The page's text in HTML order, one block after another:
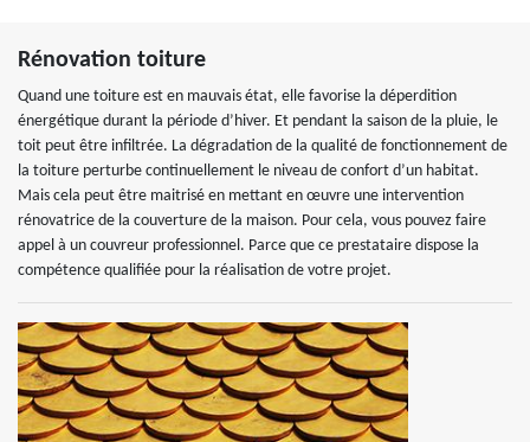
Rénovation toiture
Quand une toiture est en mauvais état, elle favorise la déperdition
énergétique durant la période d’hiver. Et pendant la saison de la pluie, le
toit peut être infiltrée. La dégradation de la qualité de fonctionnement de
la toiture perturbe continuellement le niveau de confort d’un habitat.
Mais cela peut être maitrisé en mettant en œuvre une intervention
rénovatrice de la couverture de la maison. Pour cela, vous pouvez faire
appel à un couvreur professionnel. Parce que ce prestataire dispose la
compétence qualifiée pour la réalisation de votre projet.